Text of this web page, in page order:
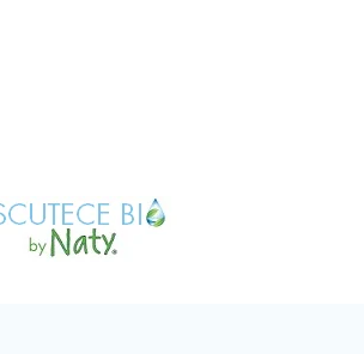
PRODUSE BEBE